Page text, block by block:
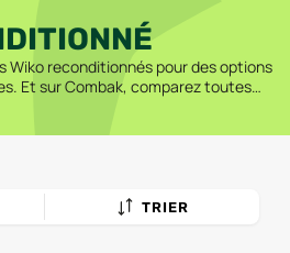
Wiko reconditionnés pour des options
Et sur Combak, comparez toutes
et trouvez le meilleur prix.
TRIER